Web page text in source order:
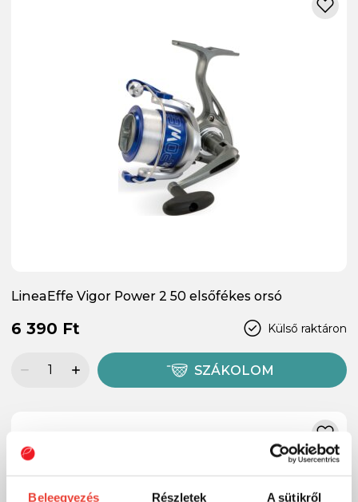
Beleegyezés Részletek A sütikről
LineaEffe Vigor Power 2 50 elsőfékes orsó
Külső raktáron
6 390 Ft
SZÁKOLOM